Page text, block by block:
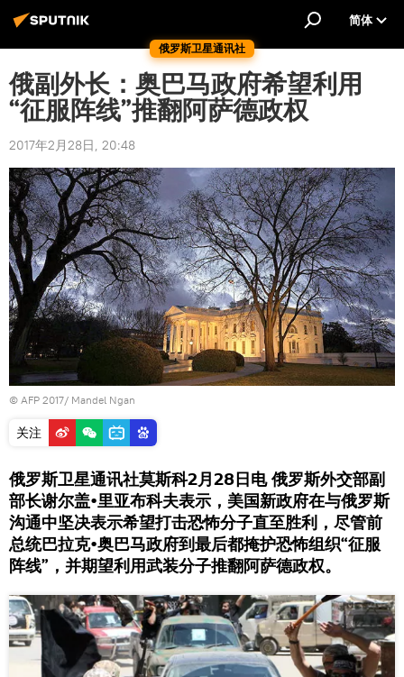
俄罗斯卫星通讯社
简体
俄副外长：奥巴马政府希望利用
“征服阵线”推翻阿萨德政权
2017年2月28日, 20:48
© AFP 2017/ Mandel Ngan
关注
俄罗斯卫星通讯社莫斯科2月28日电 俄罗斯外交部副
部长谢尔盖•里亚布科夫表示，美国新政府在与俄罗斯
沟通中坚决表示希望打击恐怖分子直至胜利，尽管前
总统巴拉克•奥巴马政府到最后都掩护恐怖组织“征服
阵线”，并期望利用武装分子推翻阿萨德政权。